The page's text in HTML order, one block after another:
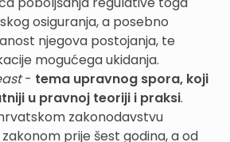
osiguranja, a posebno
njegova postojanja, te
mogućega ukidanja.
- tema upravnog spora, koji
u pravnoj teoriji i praksi.
zakonodavstvu
prije šest godina, a od